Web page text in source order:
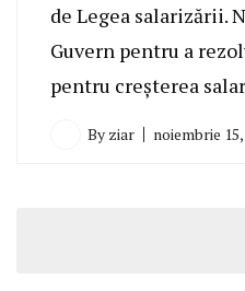
de Legea salarizării.
Guvern pentru a
pentru creșterea
By ziar noiembrie 15,